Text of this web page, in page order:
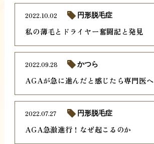
私の薄毛とドライヤー奮闘記と発見
2022.10.02 円形脱毛症
AGAが急に進んだと感じたら専門医へ
2022.09.28 かつら
AGA急激進行！なぜ起こるのか
2022.07.27 円形脱毛症